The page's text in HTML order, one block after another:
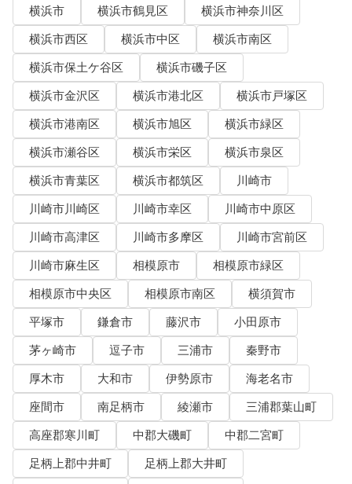
横浜市 横浜市鶴見区
横浜市神奈川区
横浜市西区
横浜市中区
横浜市南区
横浜市保土ケ谷区
横浜市磯子区
横浜市金沢区
横浜市港北区
横浜市戸塚区
横浜市港南区
横浜市旭区
横浜市緑区
横浜市瀬谷区
横浜市栄区
横浜市泉区
横浜市青葉区
横浜市都筑区
川崎市
川崎市川崎区
川崎市幸区
川崎市中原区
川崎市高津区
川崎市多摩区
川崎市宮前区
川崎市麻生区
相模原市
相模原市緑区
相模原市中央区
相模原市南区
横須賀市
平塚市
鎌倉市 藤沢市
小田原市
茅ヶ崎市
逗子市 三浦市
秦野市
厚木市
大和市 伊勢原市
海老名市
座間市
南足柄市 綾瀬市
三浦郡葉山町
高座郡寒川町
中郡大磯町
中郡二宮町
足柄上郡中井町
足柄上郡大井町